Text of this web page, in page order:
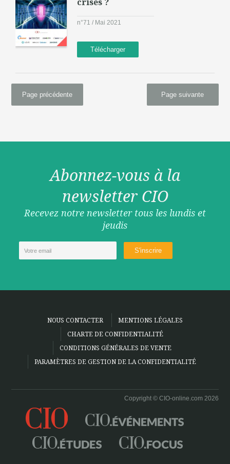
n°71 / Mai 2021
Télécharger
Page suivante
Page précédente
Abonnez-vous à la
newsletter CIO
Recevez notre newsletter tous les lundis et
jeudis
NOUS CONTACTER
MENTIONS LÉGALES
CHARTE DE CONFIDENTIALITÉ
CONDITIONS GÉNÉRALES DE VENTE
PARAMÈTRES DE GESTION DE LA CONFIDENTIALITÉ
Copyright © CIO-online.com 2026